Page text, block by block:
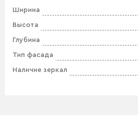
Ширина
Высота
Глубина
Тип фасада
Наличие зеркал